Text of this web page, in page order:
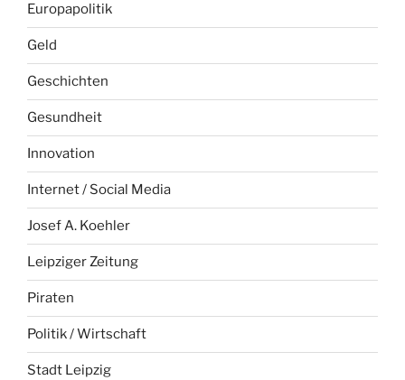
Europapolitik
Geld
Geschichten
Gesundheit
Innovation
Internet / Social Media
Josef A. Koehler
Leipziger Zeitung
Piraten
Politik / Wirtschaft
Stadt Leipzig